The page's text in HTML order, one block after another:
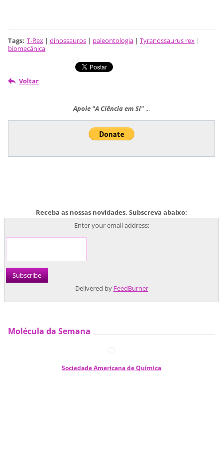
Tags: T-Rex | dinossauros | paleontologia | Tyranossaurus rex |
biomecânica
Voltar
Apoie "A Ciência em Si" ...
Receba as nossas novidades. Subscreva abaixo:
Enter your email address:
Delivered by FeedBurner
Molécula da Semana
Sociedade Americana de Química